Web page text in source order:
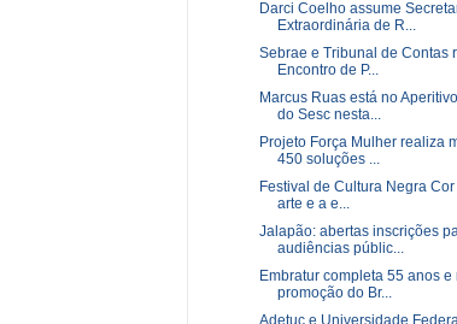
Darci Coelho assume
Extraordinária de R...
Sebrae e Tribunal de Contas
Encontro de P...
Marcus Ruas está no
do Sesc nesta...
Projeto Força Mulher realiza
450 soluções ...
Festival de Cultura Negra
arte e a e...
Jalapão: abertas inscrições
audiências públic...
Embratur completa 55 anos e
promoção do Br...
Adetuc e Universidade